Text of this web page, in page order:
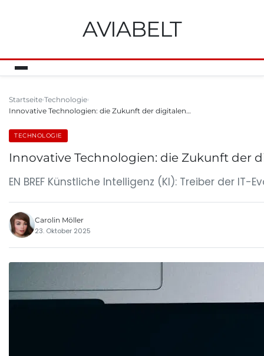
AVIABELT
Startseite Technologie
Innovative Technologien: die Zukunft der digitalen…
TECHNOLOGIE
Innovative Technologien: die Zukunft der
EN BREF Künstliche Intelligenz (KI): Treiber der
Carolin Möller
23. Oktober 2025